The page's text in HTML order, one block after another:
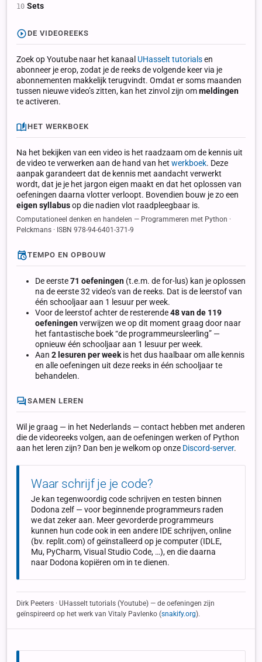
Sets
DE VIDEOREEKS
Zoek op Youtube naar het kanaal UHasselt tutorialsen
abonneer je erop, zodat je de reeks de volgende keer via je
abonnementen makkelijk terugvindt. Omdat er soms maanden
tussen nieuwe video’s zitten, kan het zinvol zijn ommeldingen
te activeren.
HET WERKBOEK
Na het bekijken van een video is het raadzaam om de kennis uit
de video te verwerken aan de hand van het werkboek. Deze
aanpak garandeert dat de kennis met aandacht verwerkt
wordt, dat je je het jargon eigen maakt en dat het oplossen van
oefeningen daarna vlotter verloopt. Bovendien bouw je zo een
eigen syllabusop die nadien vlot raadpleegbaar is.
Computationeel denken en handelen — Programmeren met Python ·
Pelckmans · ISBN 978-94-6401-371-9
TEMPO EN OPBOUW
De eerste71 oefeningen (t.e.m. de for-lus) kan je oplossen
na de eerste 32 video’s van de reeks. Dat is de leerstof van
één schooljaar aan 1 lesuur per week.
Voor de leerstof achter de resterende48 van de 119
oefeningenverwijzen we op dit moment graag door naar
het fantastische boek “de programmeursleerling” —
opnieuw één schooljaar aan 1 lesuur per week.
Aan 2 lesuren per week is het dus haalbaar om alle kennis
en alle oefeningen uit deze reeks in één schooljaar te
behandelen.
SAMEN LEREN
Wil je graag — in het Nederlands — contact hebben met anderen
die de videoreeks volgen, aan de oefeningen werken of Python
aan het leren zijn? Dan ben je welkom op onze Discord-server.
Waar schrijf je je code?
Je kan tegenwoordig code schrijven en testen binnen
Dodona zelf — voor beginnende programmeurs raden
we dat zeker aan. Meer gevorderde programmeurs
kunnen hun code ook in een andere IDE schrijven, online
(bv. replit.com) of geïnstalleerd op je computer (IDLE,
Mu, PyCharm, Visual Studio Code, …), en die daarna
naar Dodona kopiëren om in te dienen.
Dirk Peeters · UHasselt tutorials (Youtube) — de oefeningen zijn
geïnspireerd op het werk van Vitaly Pavlenko (snakify.org).